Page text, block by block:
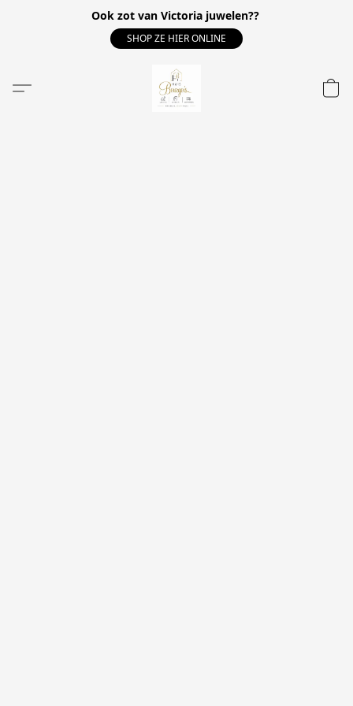
Ook zot van Victoria juwelen??
SHOP ZE HIER ONLINE